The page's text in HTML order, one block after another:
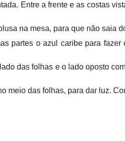
Entre a frente e as costas
na mesa, para que não saia
partes o azul caribe para
das folhas e o lado oposto
meio das folhas, para dar luz.